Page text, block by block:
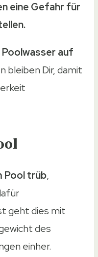
eine Gefahr für
auf
bleiben Dir, damit
Pool trüb,
geht dies mit
des
einher.